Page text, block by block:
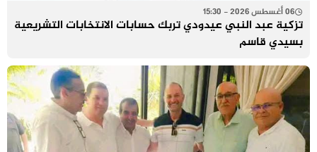
06 أغسطس 2026 - 15:30
تزكية عبد النبي عيدودي تربك حسابات الانتخابات التشريعية
بسيدي قاسم